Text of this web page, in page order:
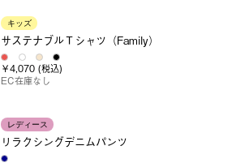
キッズ
サステナブルＴシャツ（Family）
￥4,070 (税込)
EC在庫なし
レディース
リラクシングデニムパンツ